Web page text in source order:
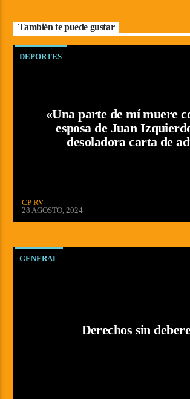
También te puede gustar
DEPORTES
«Una parte de mí muere
esposa de Juan
desoladora carta de
CP RV
28 AGOSTO, 2024
GENERAL
Derechos sin